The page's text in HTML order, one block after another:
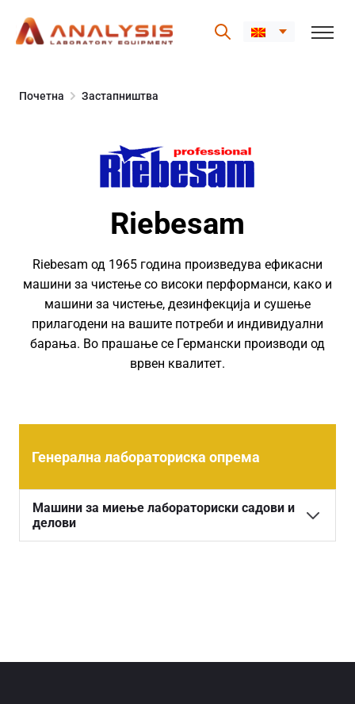
Почетна Застапништва
Riebesam
Riebesam од 1965 година произведува ефикасни
машини за чистење со високи перформанси, како и
машини за чистење, дезинфекција и сушење
прилагодени на вашите потреби и индивидуални
барања. Во прашање се Германски производи од
врвен квалитет.
Генерална лабораториска опрема
Машини за миење лабораториски садови и
делови